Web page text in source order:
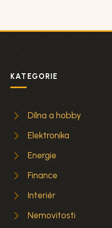
KATEGORIE
Dílna a hobby
Elektronika
Energie
Finance
Interiér
Nemovitosti